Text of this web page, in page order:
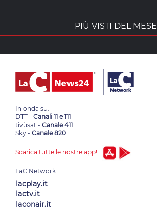
PIÙ VISTI DEL MESE
In onda su:
DTT - Canali 11 e 111
tivùsat - Canale 411
Sky - Canale 820
Scarica tutte le nostre app!
lacplay.it
lactv.it
laconair.it